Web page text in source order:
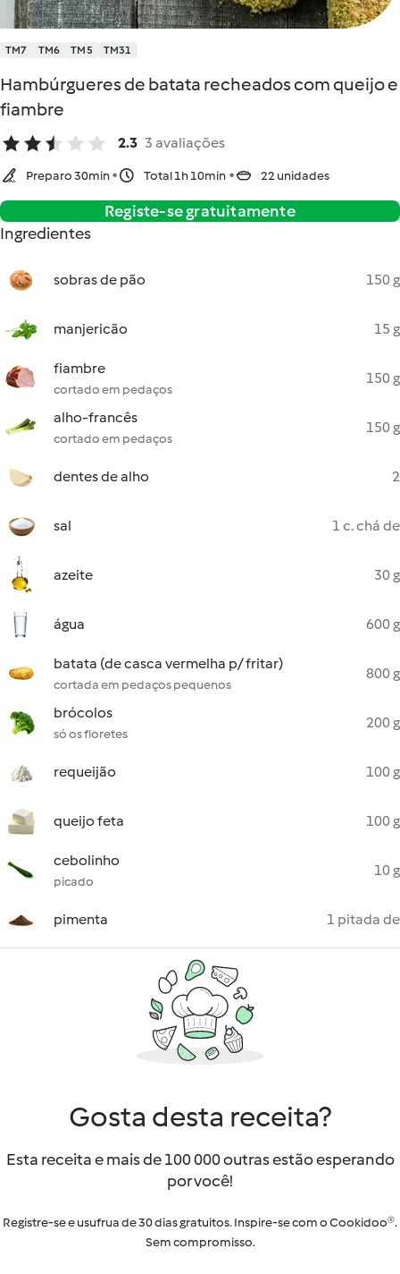
TM7 TM6 TM5 TM31
Hambúrgueres de batata recheados com queijo e
fiambre
2.3 3 avaliações
Preparo 30min Total 1h 10min 22 unidades
Registe-se gratuitamente
Ingredientes
sobras de pão 150 g
manjericão 15 g
fiambre
cortado em pedaços
150 g
alho-francês
cortado em pedaços
150 g
dentes de alho 2
sal 1 c. chá de
azeite 30 g
água 600 g
batata (de casca vermelha p/ fritar)
cortada em pedaços pequenos
800 g
brócolos
só os floretes
200 g
requeijão 100 g
queijo feta 100 g
cebolinho
picado
10 g
pimenta 1 pitada de
Gosta desta receita?
Esta receita e mais de 100 000 outras estão esperando
por você!
Registre-se e usufrua de 30 dias gratuitos. Inspire-se com o Cookidoo®.
Sem compromisso.